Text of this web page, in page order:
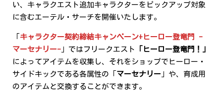
い、キャラクエスト追加キャラクターをピックアップ対象
に含むエーテル・サーチを開催いたします。
キャラクター契約締結キャンペーン+ヒーロー登竜門
-
マーセナリー- 」ではフリークエスト
「ヒーロー登竜門！」
によってアイテムを収集し、それをショップでヒーロー・
サイドキックである各属性の「 マーセナリー 」や、育成用
のアイテムと交換することができます。